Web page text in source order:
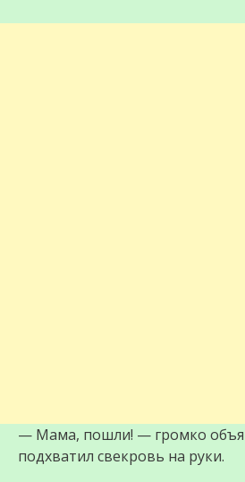
— Мама, пошли! — громко
подхватил свекровь на руки.